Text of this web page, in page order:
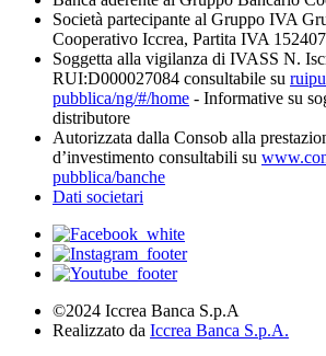
Società partecipante al Gruppo IVA
Cooperativo Iccrea, Partita IVA
Soggetta alla vigilanza di IVASS N.
RUI:D000027084 consultabile su
pubblica/ng/#/home - Informative su
distributore
Autorizzata dalla Consob alla
d’investimento consultabili su
pubblica/banche
Dati societari
©2024 Iccrea Banca S.p.A
Realizzato da Iccrea Banca S.p.A.